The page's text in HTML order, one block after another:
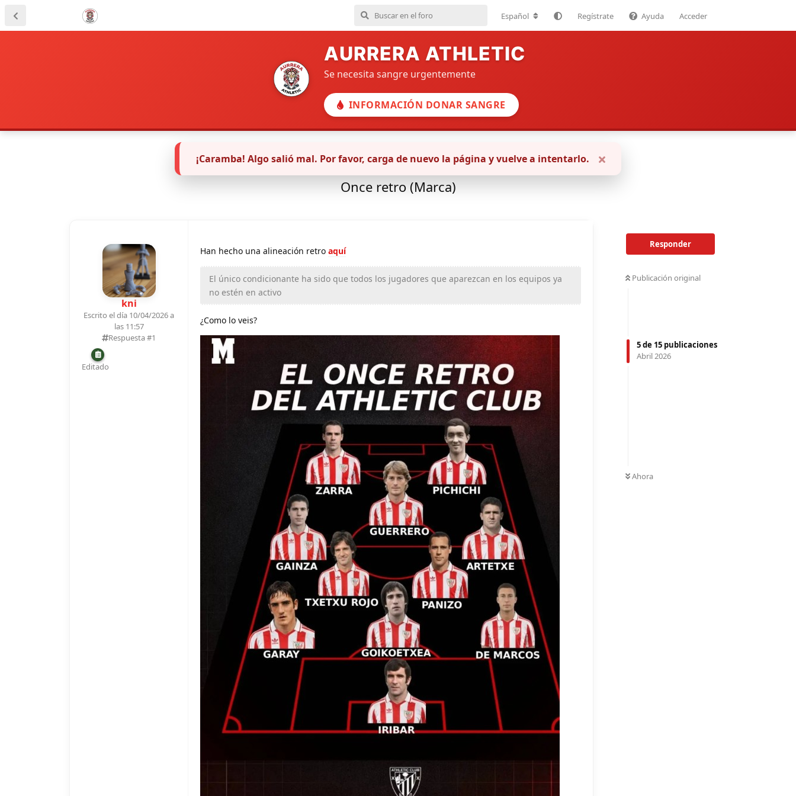
Español Regístrate Ayuda Acceder
AURRERA ATHLETIC
Se necesita sangre urgentemente
INFORMACIÓN DONAR SANGRE
Primer equipo masculino
Once retro (Marca)
Responder
Publicación original
5de 15 publicaciones
Abril 2026
Ahora
kni
Escrito el día 10/04/2026 a
las 11:57
Respuesta #1
Editado
Han hecho una alineación retro aquí
El único condicionante ha sido que todos los jugadores que aparezcan en los equipos ya
no estén en activo
¿Como lo veis?
¡Caramba! Algo salió mal. Por favor, carga de nuevo la página y vuelve a intentarlo.